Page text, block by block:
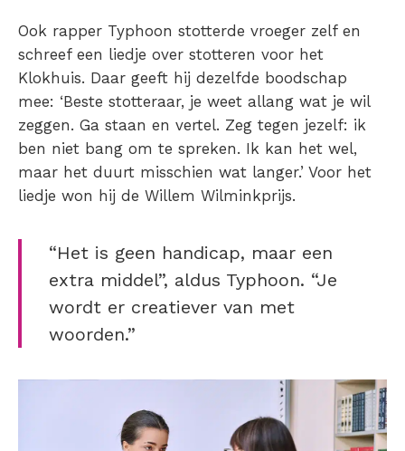
Ook rapper Typhoon stotterde vroeger zelf en
schreef een liedje over stotteren voor het
Klokhuis. Daar geeft hij dezelfde boodschap
mee: ‘Beste stotteraar, je weet allang wat je wil
zeggen. Ga staan en vertel. Zeg tegen jezelf: ik
ben niet bang om te spreken. Ik kan het wel,
maar het duurt misschien wat langer.’ Voor het
liedje won hij de Willem Wilminkprijs.
“Het is geen handicap, maar een
extra middel”, aldus Typhoon. “Je
wordt er creatiever van met
woorden.”